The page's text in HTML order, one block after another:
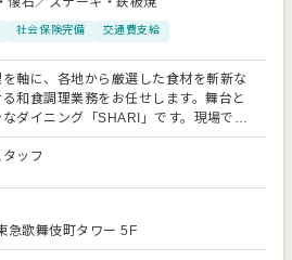
社会保険完備 交通費支給
軸に、各地から厳選した食材を斬新な
和食調理業務をお任せします。舞台と
ダイニング「SHARI」です。現場での
舗スタッフの教育や売上管理など、経
まで幅広く携わっていただきます。 運
100％子会社として誕生しました。親会
な空間作りが特徴で、日常使いから上
ーティまで、多様なシーンで愛されて
のみならずグローバル展開も視野に入
ッフ
急歌舞伎町タワー 5F